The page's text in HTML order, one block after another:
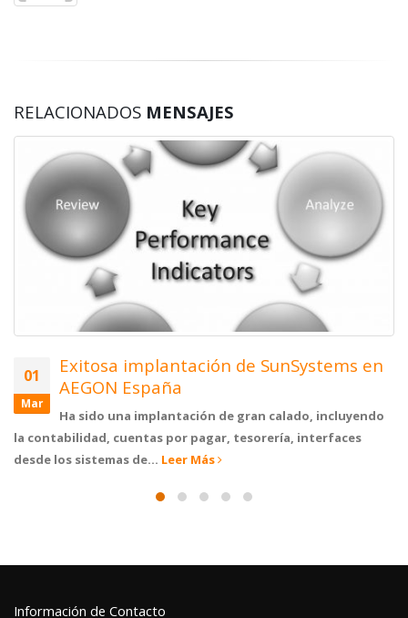
RELACIONADOS MENSAJES
01
Mar
Exitosa implantación de SunSystems en
AEGON España
Ha sido una implantación de gran calado, incluyendo
la contabilidad, cuentas por pagar, tesorería, interfaces
desde los sistemas de... Leer Más
Información de Contacto